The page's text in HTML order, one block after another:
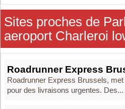
Sites proches de
aeroport Charleroi
Roadrunner Express
Roadrunner Express Brussels,
pour des livraisons urgentes. Des...